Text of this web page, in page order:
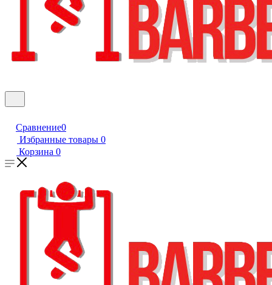
Сравнение0
Избранные товары 0
Корзина 0